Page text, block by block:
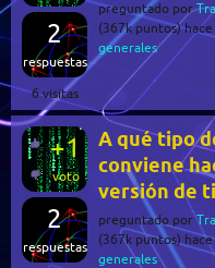
2
respuestas
6visitas
preguntado por
(367kpuntos) hace
generales
+1
voto
2
respuestas
A qué tipo
conviene
versión de
preguntado por
(367k puntos) hace
generales